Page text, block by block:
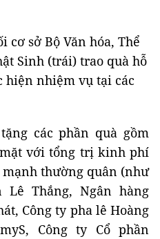
cơ sở Bộ Văn hóa, Thể
Sinh (trái) trao quà hỗ
nhiệm vụ tại các
các phần quà gồm
với tổng trị kinh phí
mạnh thường quân (như
Lê Thắng, Ngân hàng
Công ty pha lê Hoàng
Công ty Cổ phần